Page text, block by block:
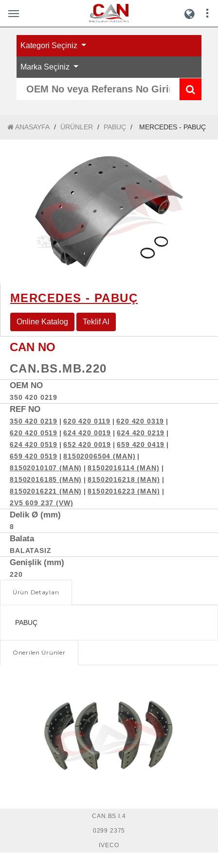
Kategori Seçiniz
Marka Seçiniz
ANASAYFA / ÜRÜNLER / PABUÇ / MERCEDES - PABUÇ
MERCEDES - PABUÇ
Online Katalog Teklif Al
CAN NO
CAN.BS.MB.220
OEM NO
350 420 0219
REF NO
350 420 0219 |620 420 0119 |620 420 0319 |
620 420 0519 |624 420 0019 |624 420 0219 |
624 420 0519 |652 420 0019 |659 420 0419 |
659 420 0519 |81502006504 (MAN) |
81502010107 (MAN) |81502016114 (MAN) |
81502016185 (MAN) |81502016218 (MAN) |
81502016221 (MAN) |81502016223 (MAN) |
2V5 609 237 (VW)
Delik Ø (mm)
8
Balata
BALATASIZ
Genişlik (mm)
220
Ürün Detayları
PABUÇ
Önerilen Ürünler
CAN.BS.I.4
0299 2375
IVECO